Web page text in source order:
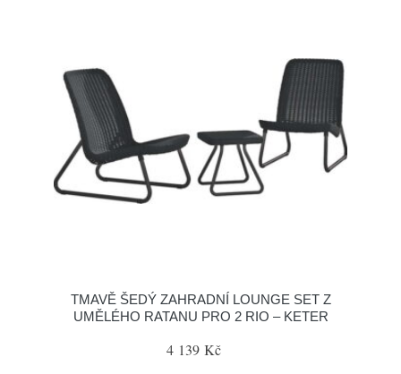
TMAVĚ ŠEDÝ ZAHRADNÍ LOUNGE SET Z
UMĚLÉHO RATANU PRO 2 RIO – KETER
4 139 Kč